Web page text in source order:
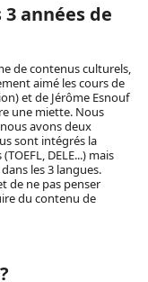
années de
de contenus culturels,
aimé les cours de
et de Jérôme Esnouf
une miette. Nous
avons deux
sont intégrés la
DELE...) mais
les 3 langues.
de ne pas penser
du contenu de